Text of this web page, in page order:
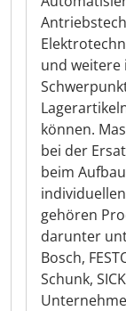
und weitere
können.
bei der
beim
gehören
darunter
Bosch,
Schunk,